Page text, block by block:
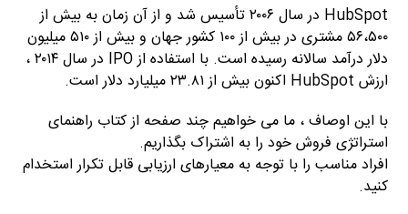
HubSpot در سال ۲۰۰۶ تأسیس شد و از آن زمان به بیش از
۵۶،۵۰۰ مشتری در بیش از ۱۰۰ کشور جهان و بیش از ۵۱۰ میلیون
دلار درآمد سالانه رسیده است. با استفاده از IPO در سال ۲۰۱۴ ،
ارزش HubSpot اکنون بیش از ۲۳.۸۱ میلیارد دلار است.
با این اوصاف ، ما می خواهیم چند صفحه از کتاب راهنمای
استراتژی فروش خود را به اشتراک بگذاریم.
افراد مناسب را با توجه به معیارهای ارزیابی قابل تکرار استخدام
کنید.